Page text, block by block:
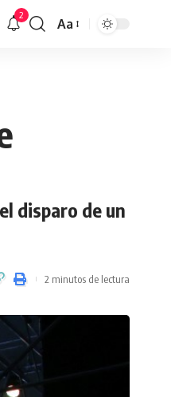
2
Redimensionar
Aa
disparo de un
2 minutos de lectura